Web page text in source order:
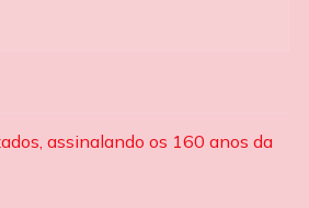
assinalando os 160 anos da